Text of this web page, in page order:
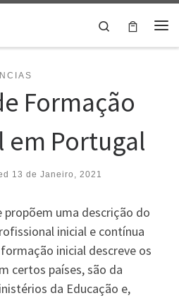
Search
Formação
em Portugal
13 de Janeiro, 2021
propõem uma descrição do
inicial e contínua
inicial descreve os
certos países, são da
da Educação e,